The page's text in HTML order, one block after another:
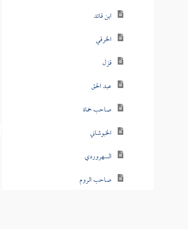
ابن قائد
الخرقي
قزل
عبد الحق
صاحب حماة
الخبوشاني
السهروردي
صاحب الروم